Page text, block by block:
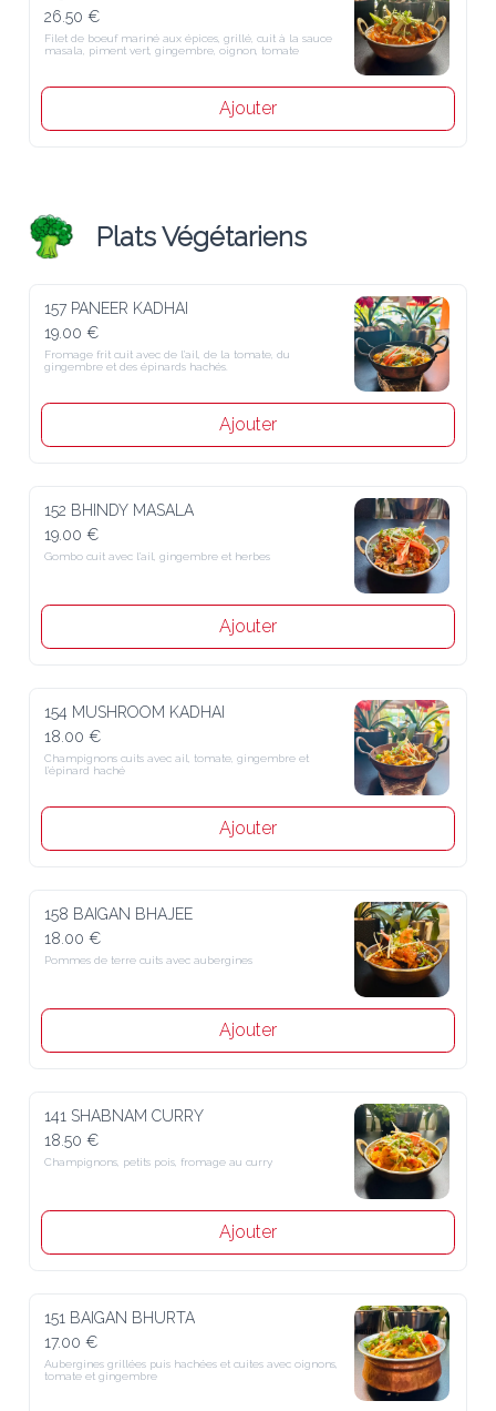
26.50 €
Filet de boeuf mariné aux épices, grillé, cuit à la sauce masala,
piment vert, gingembre, oignon, tomate
Ajouter
Plats Végétariens
157 PANEER KADHAI
19.00 €
Fromage frit cuit avec de l'ail, de la tomate, du gingembre et des
épinards hachés.
Ajouter
152 BHINDY MASALA
19.00 €
Gombo cuit avec l’ail, gingembre et herbes
Ajouter
154 MUSHROOM KADHAI
18.00 €
Champignons cuits avec ail, tomate, gingembre et l’épinard haché
Ajouter
158 BAIGAN BHAJEE
18.00 €
Pommes de terre cuits avec aubergines
Ajouter
141 SHABNAM CURRY
18.50 €
Champignons, petits pois, fromage au curry
Ajouter
151 BAIGAN BHURTA
17.00 €
Aubergines grillées puis hachées et cuites avec oignons, tomate et
gingembre